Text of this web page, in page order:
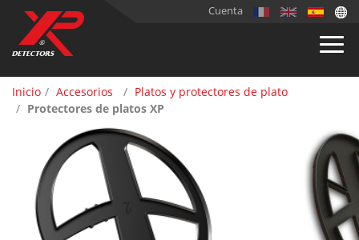
Cuenta
Inicio Accesorios
Platos y protectores de plato
Protectores de platos XP